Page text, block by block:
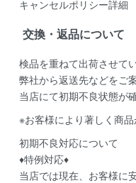
キャンセルポリシー詳細
交換・返品について
検品を重ねて出荷させて
弊社から返送先などをご
当店にて初期不良状態が
※お客様により著しく商
初期不良対応について
♦特例対応♦
当店では現在、お客様に